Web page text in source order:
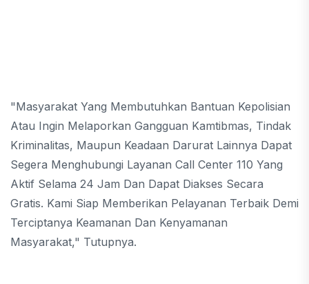
"Masyarakat Yang Membutuhkan Bantuan Kepolisian
Atau Ingin Melaporkan Gangguan Kamtibmas, Tindak
Kriminalitas, Maupun Keadaan Darurat Lainnya Dapat
Segera Menghubungi Layanan Call Center 110 Yang
Aktif Selama 24 Jam Dan Dapat Diakses Secara
Gratis. Kami Siap Memberikan Pelayanan Terbaik Demi
Terciptanya Keamanan Dan Kenyamanan
Masyarakat," Tutupnya.